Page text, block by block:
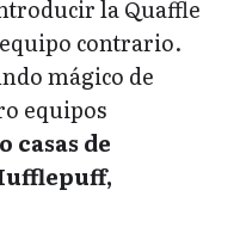
la Quaffle
contrario.
mágico de
equipos
casas de